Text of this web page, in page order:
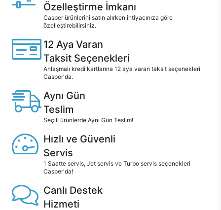
Özelleştirme İmkanı
Casper ürünlerini satın alırken ihtiyacınıza göre
özelleştirebilirsiniz.
12 Aya Varan
Taksit Seçenekleri
Anlaşmalı kredi kartlarına 12 aya varan taksit seçenekleri
Casper'da.
Aynı Gün
Teslim
Seçili ürünlerde Aynı Gün Teslim!
Hızlı ve Güvenli
Servis
1 Saatte servis, Jet servis ve Turbo servis seçenekleri
Casper'da!
Canlı Destek
Hizmeti